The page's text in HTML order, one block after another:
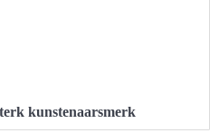
kunstenaarsmerk